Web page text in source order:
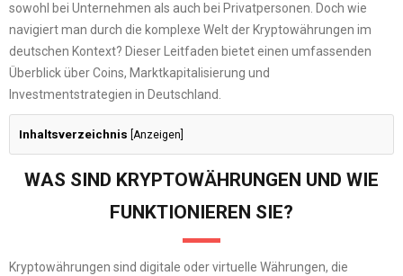
sowohl bei Unternehmen als auch bei Privatpersonen. Doch wie
navigiert man durch die komplexe Welt der Kryptowährungen im
deutschen Kontext? Dieser Leitfaden bietet einen umfassenden
Überblick über Coins, Marktkapitalisierung und
Investmentstrategien in Deutschland.
Inhaltsverzeichnis Anzeigen
WAS SIND KRYPTOWÄHRUNGEN UND WIE
FUNKTIONIEREN SIE?
Kryptowährungen sind digitale oder virtuelle Währungen, die